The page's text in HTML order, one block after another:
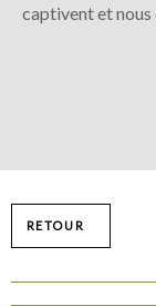
captivent et nous
RETOUR